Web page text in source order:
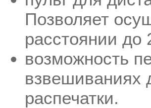
Позволяет
расстоянии
возможность
взвешиваниях
распечатки.